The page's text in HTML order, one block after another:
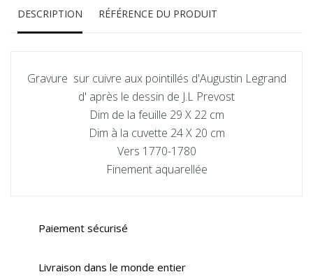
DESCRIPTION RÉFÉRENCE DU PRODUIT
Gravure sur cuivre aux pointillés d'Augustin Legrand
d' après le dessin de J.L Prevost
Dim de la feuille 29 X 22 cm
Dim à la cuvette 24 X 20 cm
Vers 1770-1780
Finement aquarellée
Paiement sécurisé
Livraison dans le monde entier